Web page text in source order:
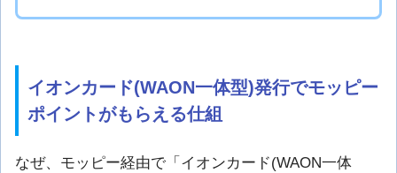
イオンカード(WAON一体型)発行でモッピー
ポイントがもらえる仕組
なぜ、モッピー経由で「イオンカード(WAON一体